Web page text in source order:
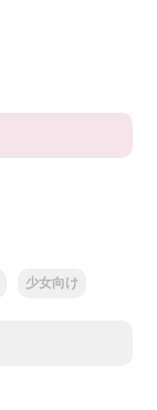
少女向け